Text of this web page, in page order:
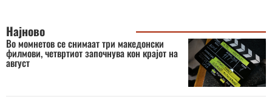
Најново
Во момнетов се снимаат три македонски
филмови, четвртиот започнува кон крајот на
август